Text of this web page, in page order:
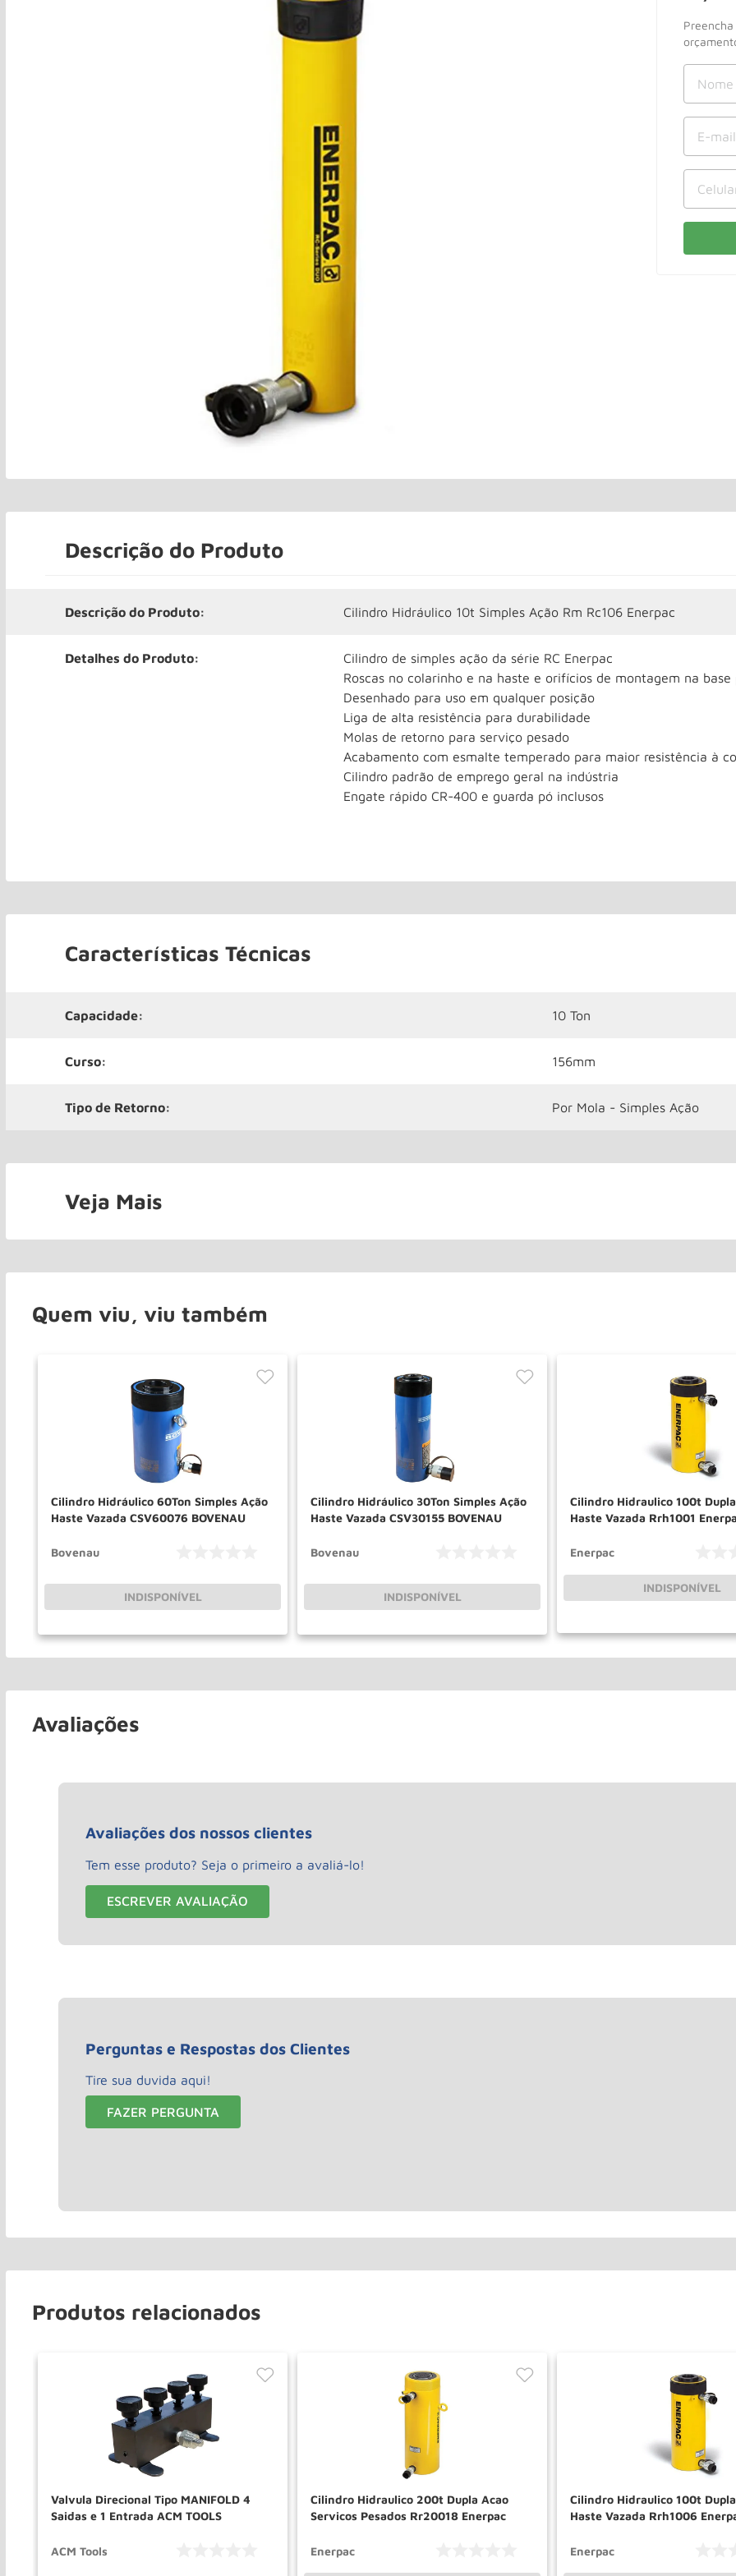
Descrição do Produto
Descrição do Produto: Cilindro Hidráulico 10t Simples Ação Rm Rc106 Enerpac
Detalhes do Produto:
Cilindro de simples ação da série RC Enerpac
Roscas no colarinho e na haste e orifícios de montagem na
Desenhado para uso em qualquer posição
Liga de alta resistência para durabilidade
Molas de retorno para serviço pesado
Acabamento com esmalte temperado para maior resistência à
Cilindro padrão de emprego geral na indústria
Engate rápido CR-400 e guarda pó inclusos
Características Técnicas
Capacidade: 10 Ton
Curso: 156mm
Tipo de Retorno: Por Mola - Simples Ação
Veja Mais
Quem viu, viu também
Cilindro Hidráulico 60Ton Simples Ação
Haste Vazada CSV60076 BOVENAU
Bovenau
INDISPONÍVEL
Cilindro Hidráulico 30Ton Simples Ação
Haste Vazada CSV30155 BOVENAU
Bovenau
INDISPONÍVEL
Cilindro Hidraulico 100t
Haste Vazada Rrh1001
Enerpac
INDISPONÍVEL
Avaliações
Avaliações dos nossos clientes
Tem esse produto? Seja o primeiro a avaliá-lo!
ESCREVER AVALIAÇÃO
Perguntas e Respostas dos Clientes
Tire sua duvida aqui!
FAZER PERGUNTA
Produtos relacionados
Valvula Direcional Tipo MANIFOLD 4
Saidas e 1 Entrada ACM TOOLS
ACM Tools
Cilindro Hidraulico 200t Dupla Acao
Servicos Pesados Rr20018 Enerpac
Enerpac
Cilindro Hidraulico 100t
Haste Vazada Rrh1006
Enerpac